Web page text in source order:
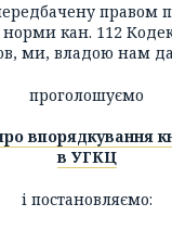
правом
кан. 112
ми, владою нам
проголошуємо
впорядкування
в УГКЦ
і постановляємо: